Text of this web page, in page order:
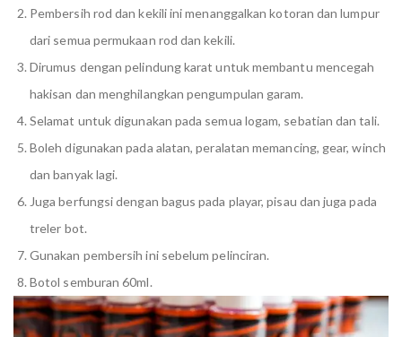
Pembersih rod dan kekili ini menanggalkan kotoran dan lumpur
dari semua permukaan rod dan kekili.
Dirumus dengan pelindung karat untuk membantu mencegah
hakisan dan menghilangkan pengumpulan garam.
Selamat untuk digunakan pada semua logam, sebatian dan tali.
Boleh digunakan pada alatan, peralatan memancing, gear, winch
dan banyak lagi.
Juga berfungsi dengan bagus pada playar, pisau dan juga pada
treler bot.
Gunakan pembersih ini sebelum pelinciran.
Botol semburan 60ml.